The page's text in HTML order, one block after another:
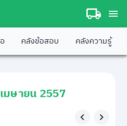
คลังข้อสอบ คลังความรู้
มษายน 2557